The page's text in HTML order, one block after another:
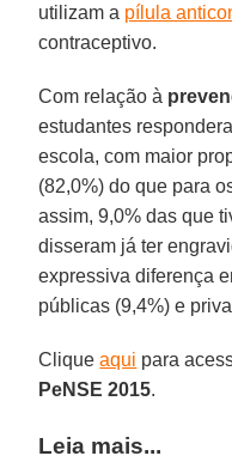
utilizam a pílula
contraceptivo.
Com relação à
estudantes
escola, com maior
(82,0%) do que para
assim, 9,0% das que
disseram já ter
expressiva diferença
públicas (9,4%) e
Cliqueaqui para
PeNSE 2015.
Leia mais...